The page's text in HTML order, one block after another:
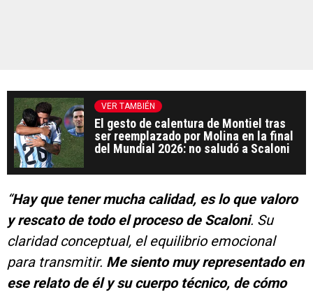
VER TAMBIÉN
El gesto de calentura de Montiel tras
ser reemplazado por Molina en la final
del Mundial 2026: no saludó a Scaloni
“Hay que tener mucha calidad, es lo que valoro
y rescato de todo el proceso de Scaloni. Su
claridad conceptual, el equilibrio emocional
para transmitir. Me siento muy representado en
ese relato de él y su cuerpo técnico, de cómo